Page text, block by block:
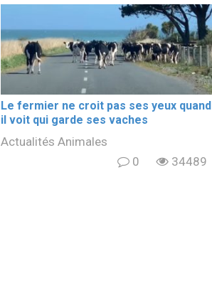
Le fermier ne croit pas ses yeux quand
il voit qui garde ses vaches
Actualités Animales
0
34489